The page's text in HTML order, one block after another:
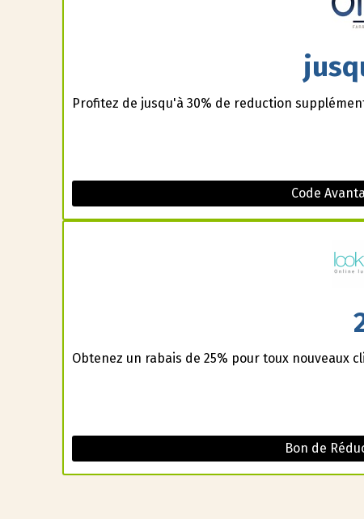
Profitez de jusqu'à 30% de reduction
Code
Obtenez un rabais de 25% pour toux nouveaux
Bon de